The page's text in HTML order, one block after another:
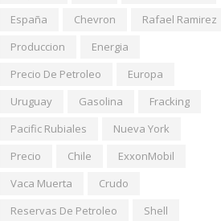
España
Chevron
Rafael Ramirez
Produccion
Energia
Precio De Petroleo
Europa
Uruguay
Gasolina
Fracking
Pacific Rubiales
Nueva York
Precio
Chile
ExxonMobil
Vaca Muerta
Crudo
Reservas De Petroleo
Shell